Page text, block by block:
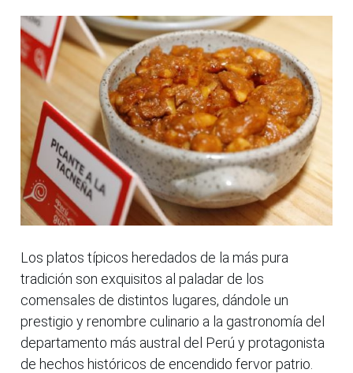
Los platos típicos heredados de la más pura
tradición son exquisitos al paladar de los
comensales de distintos lugares, dándole un
prestigio y renombre culinario a la gastronomía del
departamento más austral del Perú y protagonista
de hechos históricos de encendido fervor patrio.